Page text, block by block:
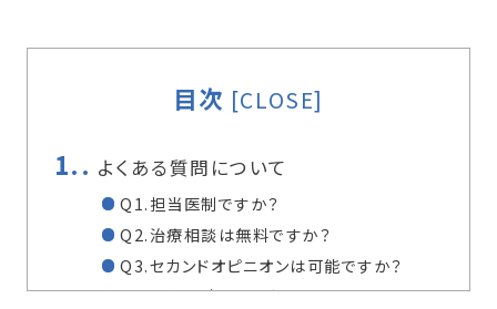
目次 [CLOSE]
1. よくある質問について
Q1.担当医制ですか？
Q2.治療相談は無料ですか？
Q3.セカンドオピニオンは可能ですか？
Q4.治療見積もりを出してもらえますか？